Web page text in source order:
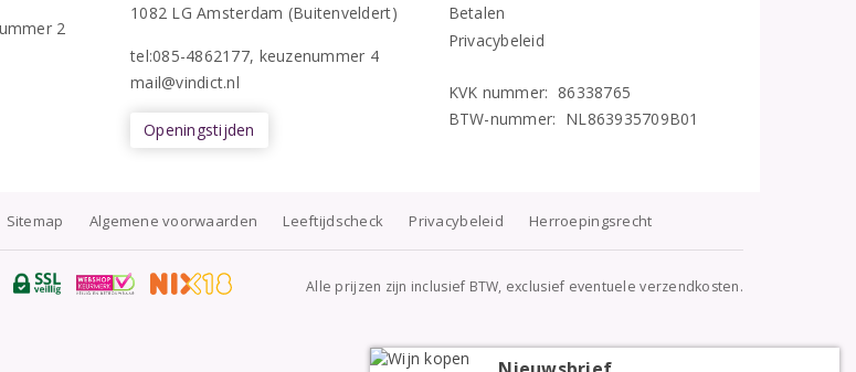
2
1082 LG Amsterdam (Buitenveldert)
tel:085-4862177, keuzenummer 4
mail@vindict.nl
Openingstijden
Betalen
Privacybeleid
KVK nummer: 86338765
BTW-nummer: NL863935709B01
Sitemap Algemene voorwaarden Leeftijdscheck Privacybeleid Herroepingsrecht
Alle prijzen zijn inclusief BTW, exclusief eventuele verzendkosten.